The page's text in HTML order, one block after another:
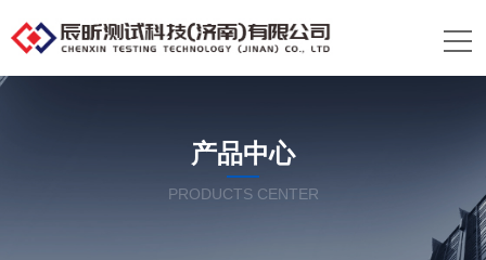
产品中心
PRODUCTS CENTER